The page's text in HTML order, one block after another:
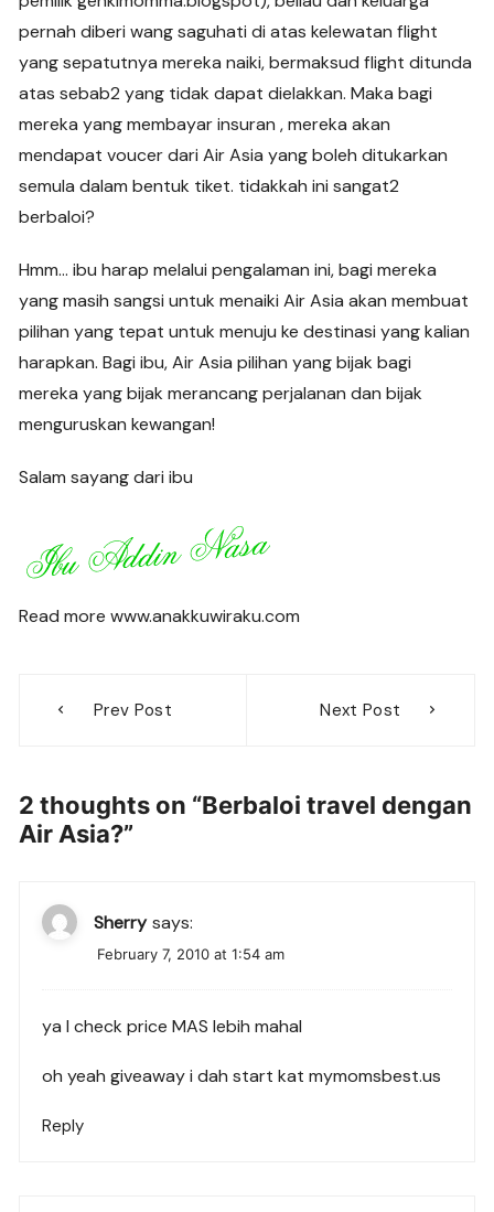
pernah diberi wang saguhati di atas kelewatan flight
yang sepatutnya mereka naiki, bermaksud flight ditunda
atas sebab2 yang tidak dapat dielakkan. Maka bagi
mereka yang membayar insuran , mereka akan
mendapat voucer dari Air Asia yang boleh ditukarkan
semula dalam bentuk tiket. tidakkah ini sangat2
berbaloi?
Hmm… ibu harap melalui pengalaman ini, bagi mereka
yang masih sangsi untuk menaiki Air Asia akan membuat
pilihan yang tepat untuk menuju ke destinasi yang kalian
harapkan. Bagi ibu, Air Asia pilihan yang bijak bagi
mereka yang bijak merancang perjalanan dan bijak
menguruskan kewangan!
Salam sayang dari ibu
Read more www.anakkuwiraku.com
navigation
Prev Post Next Post
2 thoughts on “Berbaloi travel dengan
Air Asia?”
Sherry says:
February 7, 2010 at 1:54 am
ya I check price MAS lebih mahal
oh yeah giveaway i dah start kat mymomsbest.us
Reply